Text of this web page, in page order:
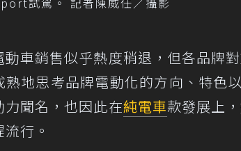
動車銷售似乎熱度稍退，但各品牌
熟地思考品牌電動化的方向、特色
力聞名，也因此在純電車款發展上
行。